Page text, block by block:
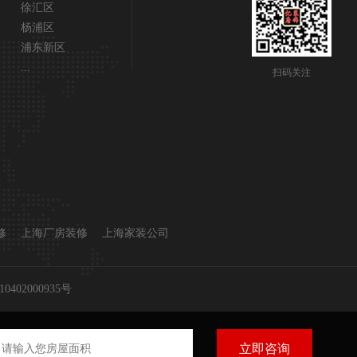
徐汇区
杨浦区
浦东新区
...
扫码关注
上海厂房装修 上海家装公司
号